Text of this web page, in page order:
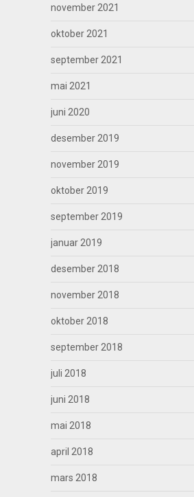
november 2021
oktober 2021
september 2021
mai 2021
juni 2020
desember 2019
november 2019
oktober 2019
september 2019
januar 2019
desember 2018
november 2018
oktober 2018
september 2018
juli 2018
juni 2018
mai 2018
april 2018
mars 2018